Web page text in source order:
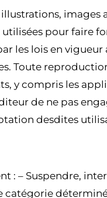
images
pour faire
les lois en
Toute
y compris les
de ne pas
desdites
: – Suspendre,
catégorie